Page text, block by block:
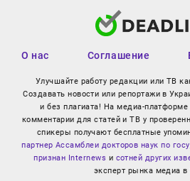
О нас Соглашение
Улучшайте работу редакции или ТВ
Создавать новости или репортажи в
и без плагиата! На медиа-
комментарии для статей и ТВ у
спикеры получают бесплатные
партнер Ассамблеи докторов наук по
признан Internews и сотней других
эксперт рынка медиа в